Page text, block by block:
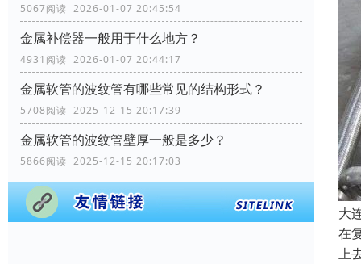
5067阅读 2026-01-07 20:45:54
金属补偿器一般用于什么地方？
4931阅读 2026-01-07 20:44:17
金属软管的波纹管有哪些常见的结构形式？
5708阅读 2025-12-15 20:17:39
金属软管的波纹管壁厚一般是多少？
5866阅读 2025-12-15 20:17:03
大
在
上